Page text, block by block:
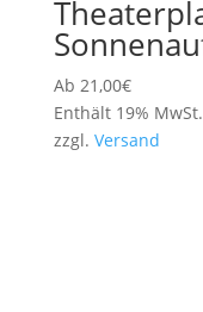
Ab 21,00€
Enthält 19% MwSt.
zzgl. Versand